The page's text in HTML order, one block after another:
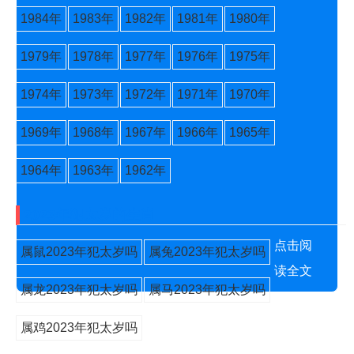
1984年 1983年 1982年 1981年 1980年
1979年 1978年 1977年 1976年 1975年
1974年 1973年 1972年 1971年 1970年
1969年 1968年 1967年 1966年 1965年
1964年 1963年 1962年
属鼠2023年犯太岁吗 属兔2023年犯太岁吗
属龙2023年犯太岁吗 属马2023年犯太岁吗
属鸡2023年犯太岁吗
点击阅
读全文